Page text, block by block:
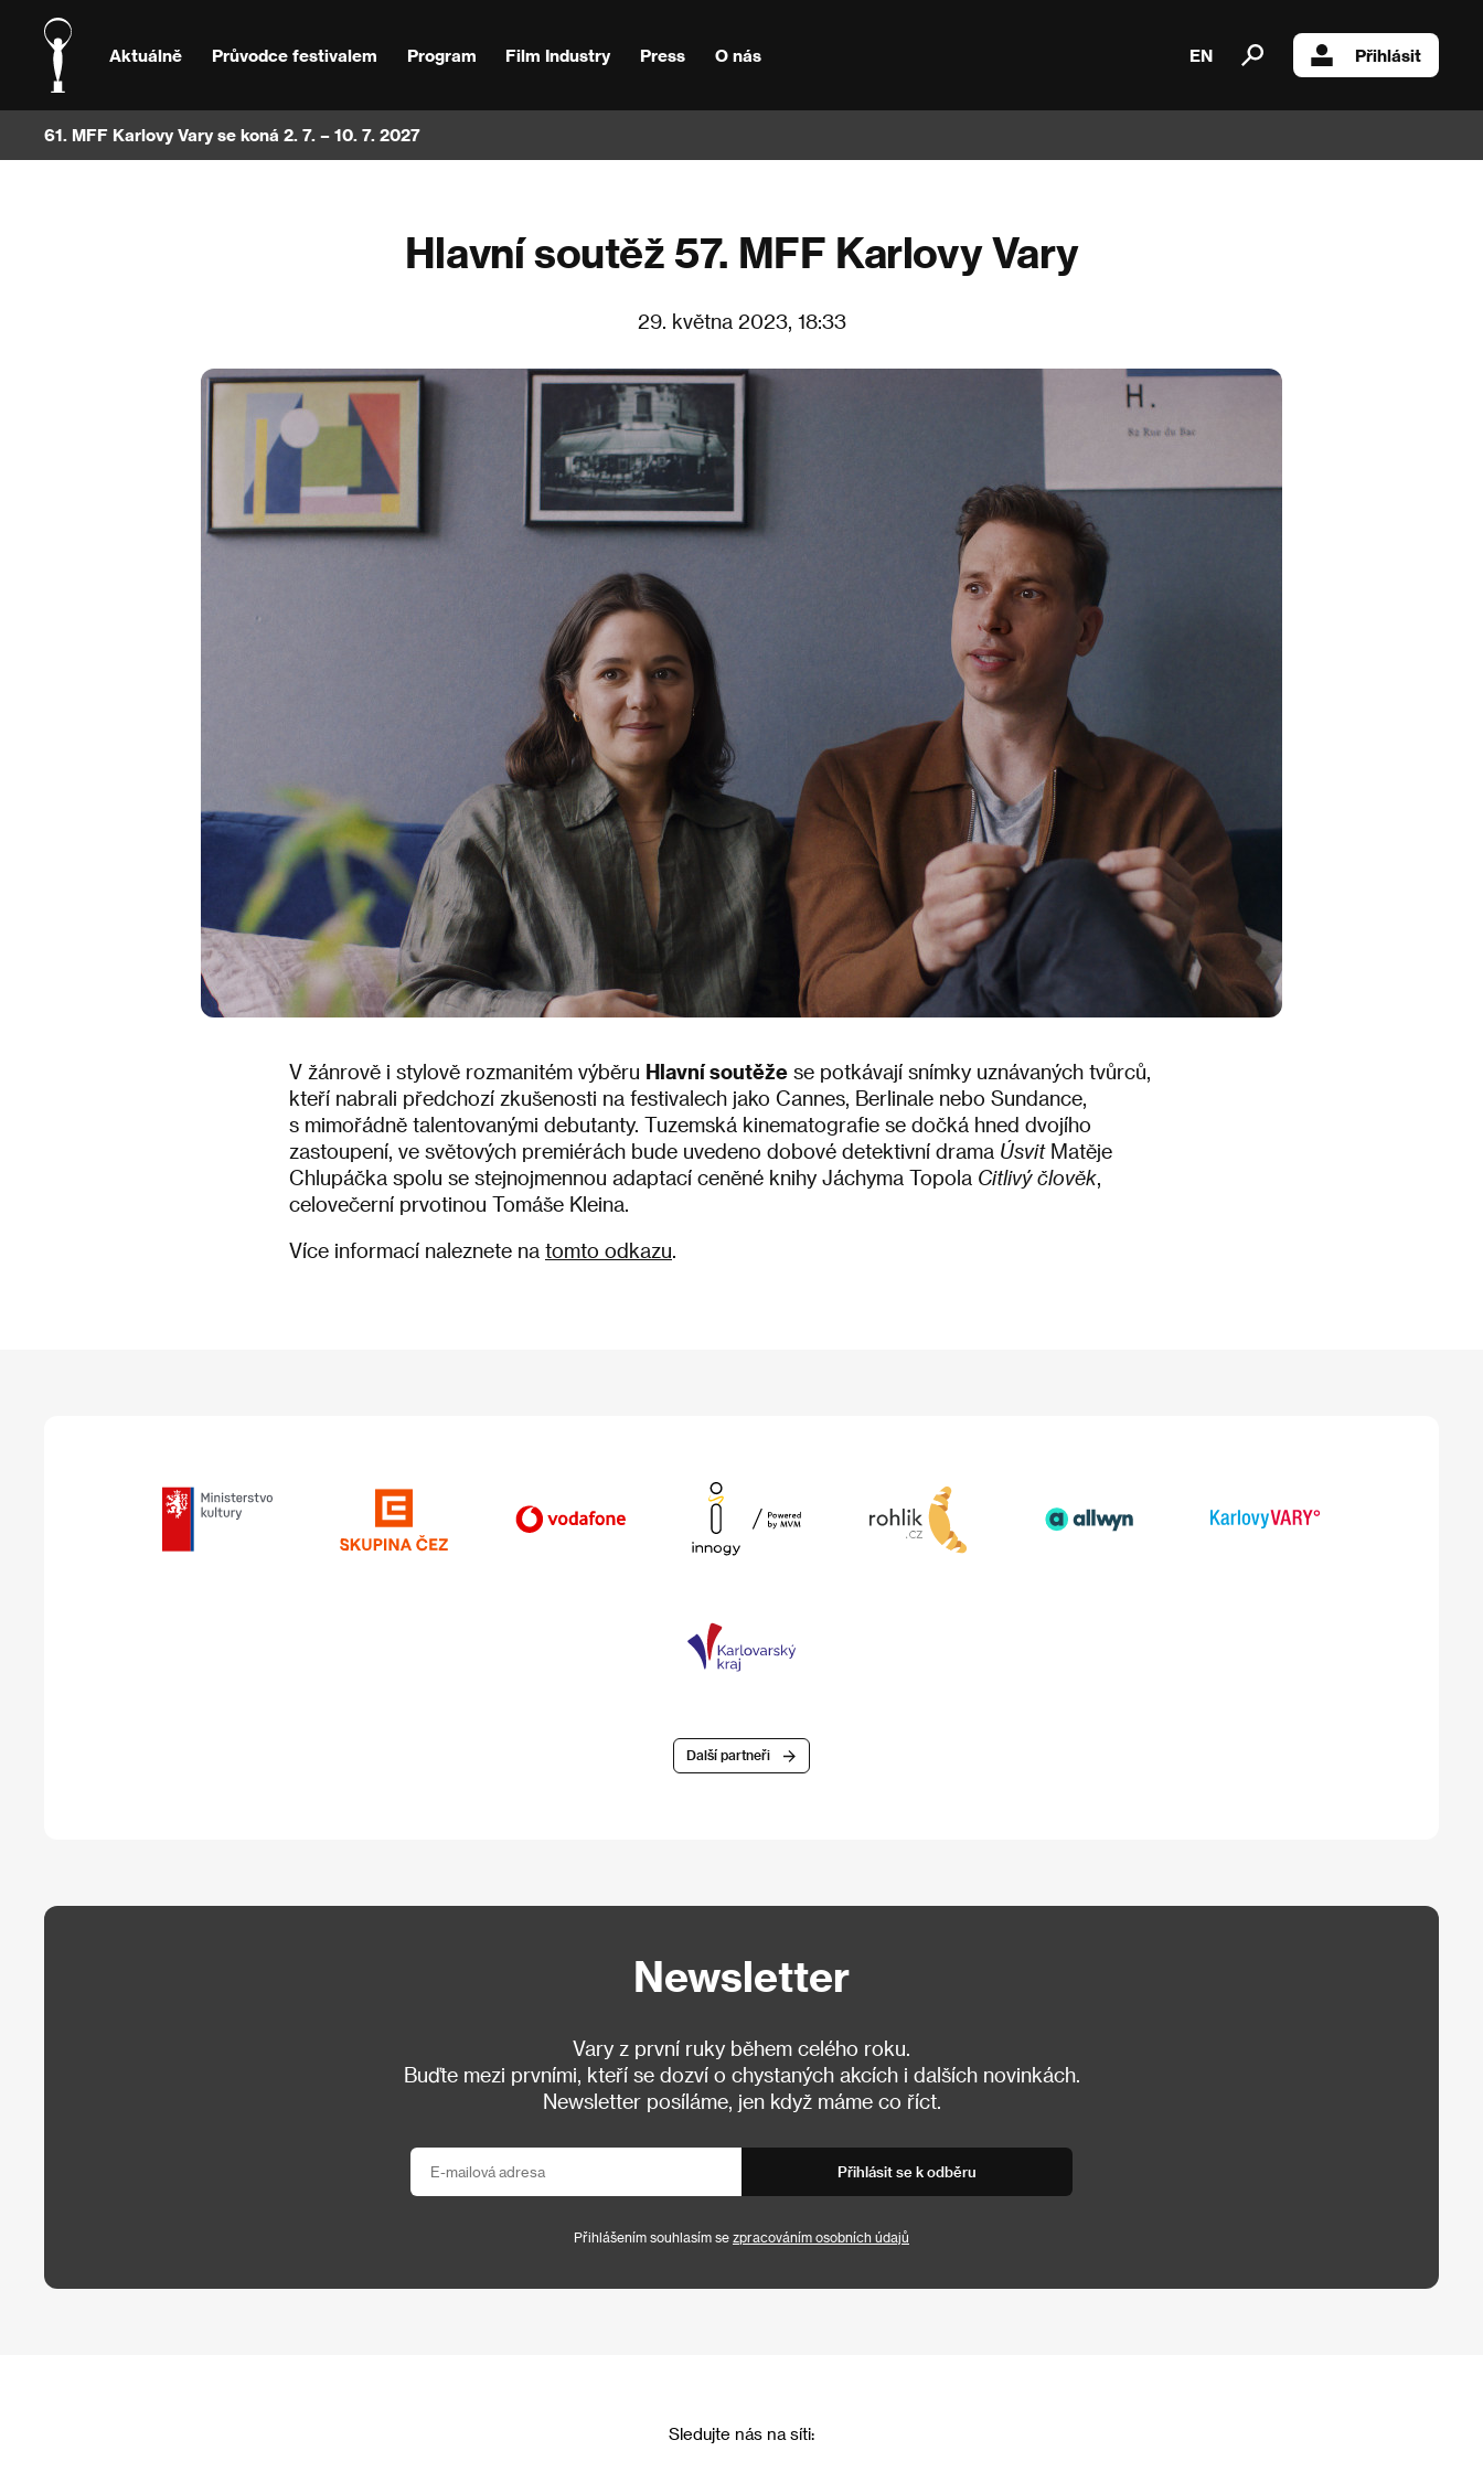
Aktuálně Průvodce festivalem Program Film Industry Press O nás EN Přihlásit
61. MFF Karlovy Vary se koná 2. 7. – 10. 7. 2027
Hlavní soutěž 57. MFF Karlovy Vary
29. května 2023, 18:33
V žánrově i stylově rozmanitém výběru Hlavní soutěže se potkávají snímky uznávaných tvůrců,
kteří nabrali předchozí zkušenosti na festivalech jako Cannes, Berlinale nebo Sundance,
s mimořádně talentovanými debutanty. Tuzemská kinematografie se dočká hned dvojího
zastoupení, ve světových premiérách bude uvedeno dobové detektivní drama ÚsvitMatěje
Chlupáčka spolu se stejnojmennou adaptací ceněné knihy Jáchyma Topola Citlivý člověk
celovečerní prvotinou Tomáše Kleina.
Více informací naleznete na tomto odkazu
Další partneři
Newsletter
Vary z první ruky během celého roku.
Buďte mezi prvními, kteří se dozví o chystaných akcích i dalších novinkách.
Newsletter posíláme, jen když máme co říct.
Přihlásit se k odběru
Přihlášením souhlasím se zpracováním osobních údajů
Sledujte nás na síti: